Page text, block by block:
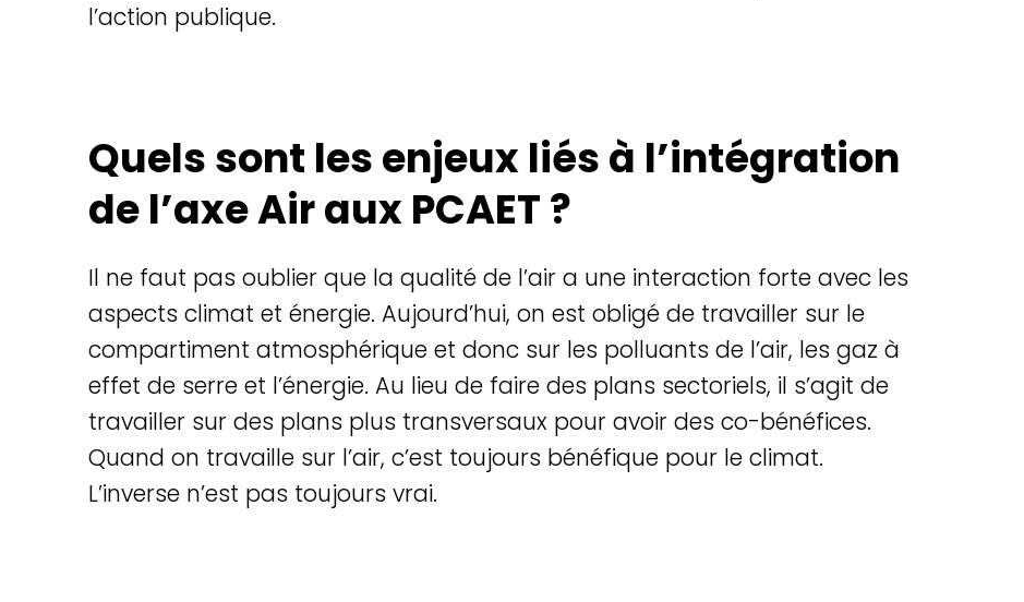
l’action publique.
Quels sont les enjeux liés à l’intégration
de l’axe Air aux PCAET ?
Il ne faut pas oublier que la qualité de l’air a une interaction forte avec les
aspects climat et énergie. Aujourd’hui, on est obligé de travailler sur le
compartiment atmosphérique et donc sur les polluants de l’air, les gaz à
effet de serre et l’énergie. Au lieu de faire des plans sectoriels, il s’agit de
travailler sur des plans plus transversaux pour avoir des co-bénéfices.
Quand on travaille sur l’air, c’est toujours bénéfique pour le climat.
L’inverse n’est pas toujours vrai.